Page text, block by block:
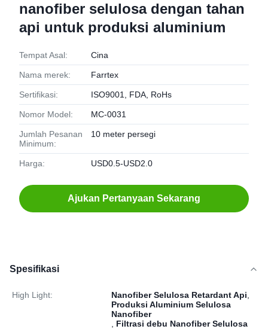
nanofiber selulosa dengan tahan
api untuk produksi aluminium
Tempat Asal: Cina
Nama merek: Farrtex
Sertifikasi: ISO9001, FDA, RoHs
Nomor Model: MC-0031
Jumlah Pesanan
Minimum:
10 meter persegi
Harga: USD0.5-USD2.0
Ajukan Pertanyaan Sekarang
Spesifikasi
High Light: Nanofiber Selulosa Retardant Api
Produksi Aluminium Selulosa
Nanofiber
Filtrasi debu Nanofiber Selulosa